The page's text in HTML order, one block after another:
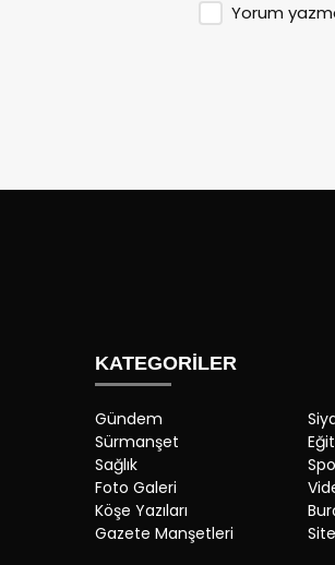
Yorum
KATEGORİLER
Gündem
Sürmanşet
Sağlık
Foto Galeri
Köşe Yazıları
Gazete Manşetleri